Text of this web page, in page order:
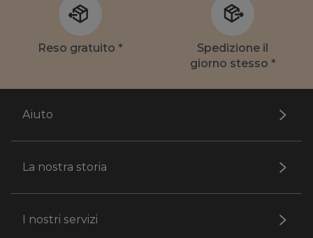
Reso gratuito *
Spedizione il
giorno stesso *
Aiuto
La nostra storia
I nostri servizi